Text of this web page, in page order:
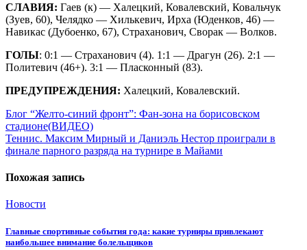
СЛАВИЯ: Гаев (к) — Халецкий, Ковалевский, Ковальчук
(Зуев, 60), Челядко — Хилькевич, Ирха (Юденков, 46) —
Навикас (Дубоенко, 67), Страханович, Сворак — Волков.
ГОЛЫ: 0:1 — Страханович (4). 1:1 — Драгун (26). 2:1 —
Политевич (46+). 3:1 — Пласконный (83).
ПРЕДУПРЕЖДЕНИЯ: Халецкий, Ковалевский.
Навигация
по
записям
Блог “Желто-синий фронт”: Фан-зона на борисовском
стадионе(ВИДЕО)
Теннис. Максим Мирный и Даниэль Нестор проиграли в
финале парного разряда на турнире в Майами
Похожая запись
Новости
Главные спортивные события года: какие турниры привлекают
наибольшее внимание болельщиков